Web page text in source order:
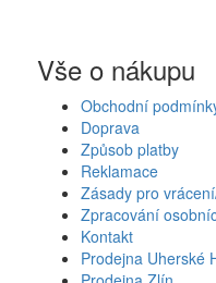
Vše o nákupu
Obchodní
Doprava
Způsob platby
Reklamace
Zásady pro
Zpracování
Kontakt
Prodejna Uherské